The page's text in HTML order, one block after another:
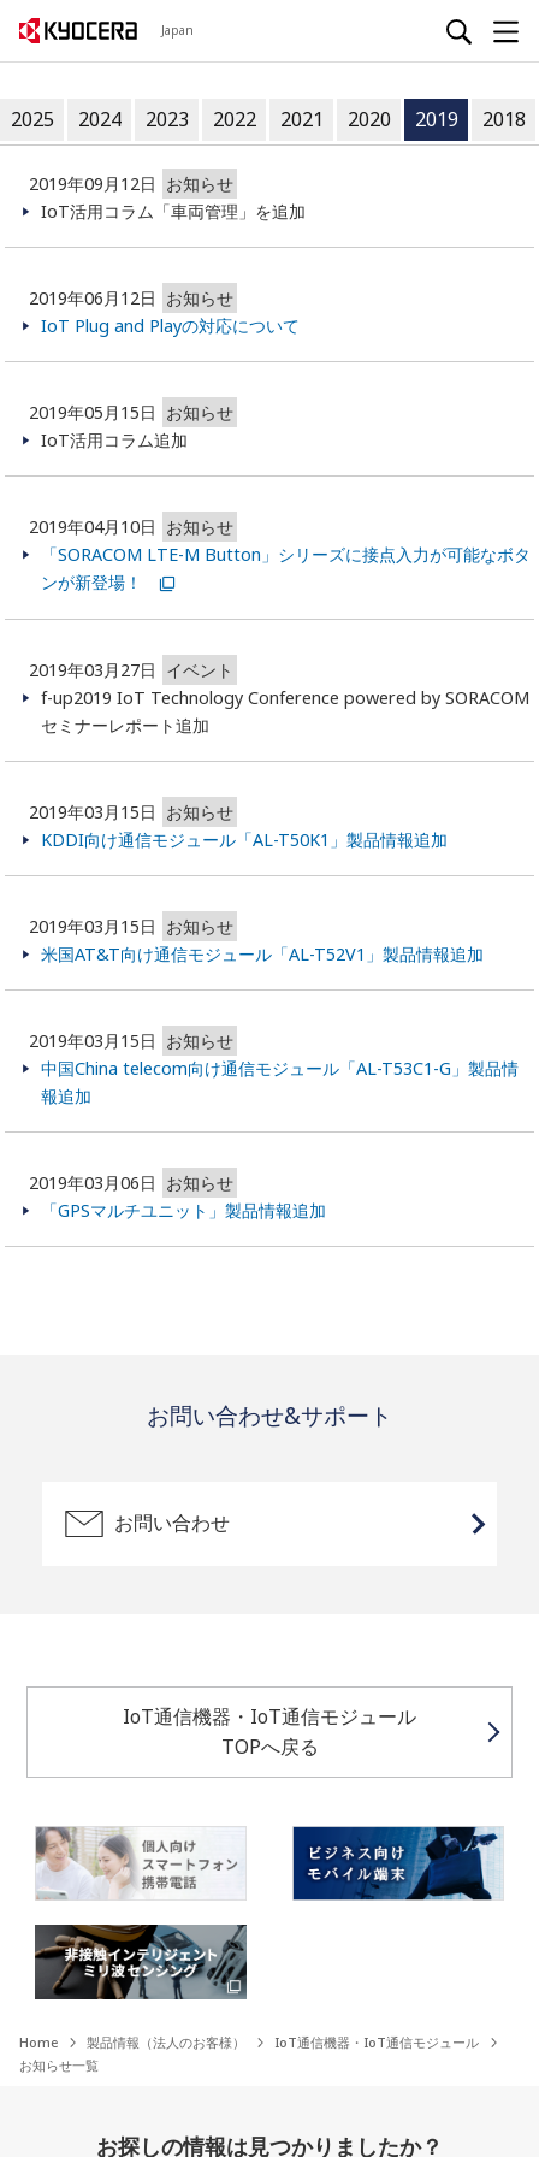
Japan
2025 2024 2023 2022 2021 2020 2019 2018
2019年09月12日 お知らせ
IoT活用コラム「車両管理」を追加
2019年06月12日 お知らせ
IoT Plug and Playの対応について
2019年05月15日 お知らせ
IoT活用コラム追加
2019年04月10日 お知らせ
「SORACOM LTE-M Button」シリーズに接点入力が可能なボタ
ンが新登場！
2019年03月27日 イベント
f-up2019 IoT Technology Conference powered by SORACOM
セミナーレポート追加
2019年03月15日 お知らせ
KDDI向け通信モジュール「AL-T50K1」製品情報追加
2019年03月15日 お知らせ
米国AT&T向け通信モジュール「AL-T52V1」製品情報追加
2019年03月15日 お知らせ
中国China telecom向け通信モジュール「AL-T53C1-G」製品情
報追加
2019年03月06日 お知らせ
「GPSマルチユニット」製品情報追加
お問い合わせ&サポート
お問い合わせ
IoT通信機器・IoT通信モジュール
TOPへ戻る
Home 製品情報（法人のお客様）
IoT通信機器・IoT通信モジュール
お知らせ一覧
お探しの情報は見つかりましたか？